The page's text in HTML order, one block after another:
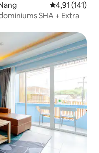
Évaluation
4,91 (141)
SHA + Extra